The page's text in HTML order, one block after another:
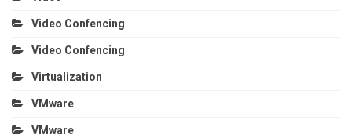
Video Confencing
Video Confencing
Virtualization
VMware
VMware